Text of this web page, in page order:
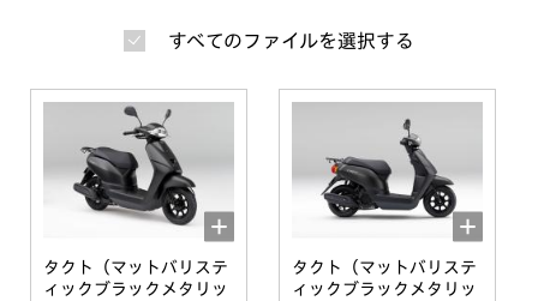
すべてのファイルを選択する
タクト（マットバリステ
ィックブラックメタリッ
タクト（マットバリステ
ィックブラックメタリッ